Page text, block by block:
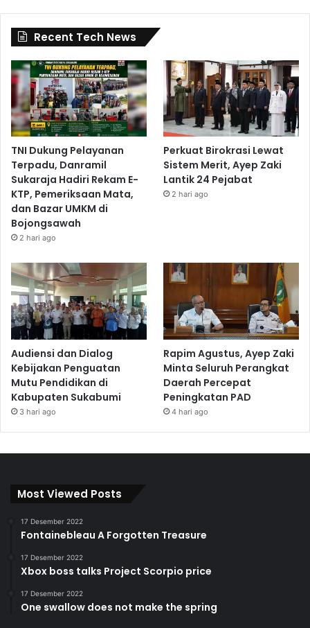
Recent Tech News
TNI Dukung Pelayanan
Terpadu, Danramil
Sukaraja Hadiri Rekam E-
KTP, Pemeriksaan Mata,
dan Bazar UMKM di
Bojongsawah
2 hari ago
Perkuat Birokrasi Lewat
Sistem Merit, Ayep Zaki
Lantik 24 Pejabat
2 hari ago
Audiensi dan Dialog
Kebijakan Penguatan
Mutu Pendidikan di
Kabupaten Sukabumi
3 hari ago
Rapim Agustus, Ayep Zaki
Minta Seluruh Perangkat
Daerah Percepat
Peningkatan PAD
4 hari ago
Most Viewed Posts
17 Desember 2022
Fontainebleau A Forgotten Treasure
17 Desember 2022
Xbox boss talks Project Scorpio price
17 Desember 2022
One swallow does not make the spring